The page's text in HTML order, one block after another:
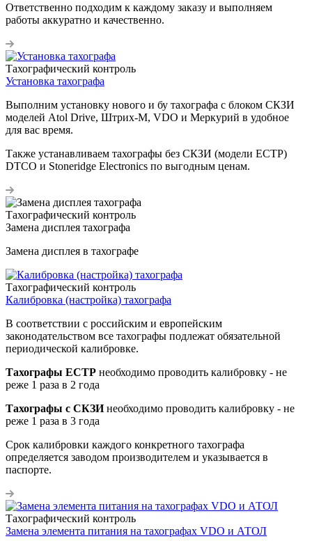
Ответственно подходим к каждому заказу и выполняем
работы аккуратно и качественно.
Тахографический контроль
Установка тахографа
Выполним установку нового и бу тахографа с блоком СКЗИ
моделей Atol Drive, Штрих-М, VDO и Меркурий в удобное
для вас время.
Также устанавливаем тахографы без СКЗИ (модели ЕСТР)
DTCO и Stoneridge Electronics по выгодным ценам.
Тахографический контроль
Замена дисплея тахографа
Замена дисплея в тахографе
Тахографический контроль
Калибровка (настройка) тахографа
В соответствии с российским и европейским
законодательством все тахографы подлежат обязательной
периодической калибровке.
Тахографы ЕСТР необходимо проводить калибровку - не
реже 1 раза в 2 года
Тахографы с СКЗИнеобходимо проводить калибровку - не
реже 1 раза в 3 года
Срок калибровки каждого конкретного тахографа
определяется заводом производителем и указывается в
паспорте.
Тахографический контроль
Замена элемента питания на тахографах VDO и АТОЛ